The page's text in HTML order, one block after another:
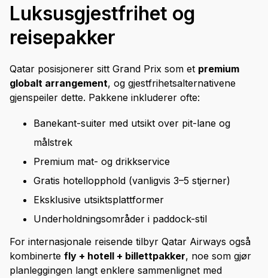
Luksusgjestfrihet og
reisepakker
Qatar posisjonerer sitt Grand Prix som et premium
globalt arrangement, og gjestfrihetsalternativene
gjenspeiler dette. Pakkene inkluderer ofte:
Banekant-suiter med utsikt over pit-lane og
målstrek
Premium mat- og drikkservice
Gratis hotellopphold (vanligvis 3–5 stjerner)
Eksklusive utsiktsplattformer
Underholdningsområder i paddock-stil
For internasjonale reisende tilbyr Qatar Airways også
kombinerte fly + hotell + billettpakker, noe som gjør
planleggingen langt enklere sammenlignet med